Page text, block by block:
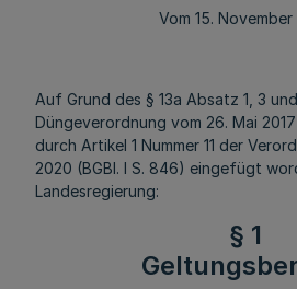
Vom 15. November
Auf Grund des § 13a Absatz 1, 3
Düngeverordnung vom 26. Mai
durch Artikel 1 Nummer 11 der
2020 (BGBl. I S. 846) eingefügt
Landesregierung:
§ 1